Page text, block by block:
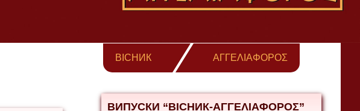
ВІСНИК ΑΓΓΕΛΙΑΦΟΡΟΣ
ВИПУСКИ “ВІСНИК-ΑΓΓΕΛΙΑΦΟΡΟΣ”